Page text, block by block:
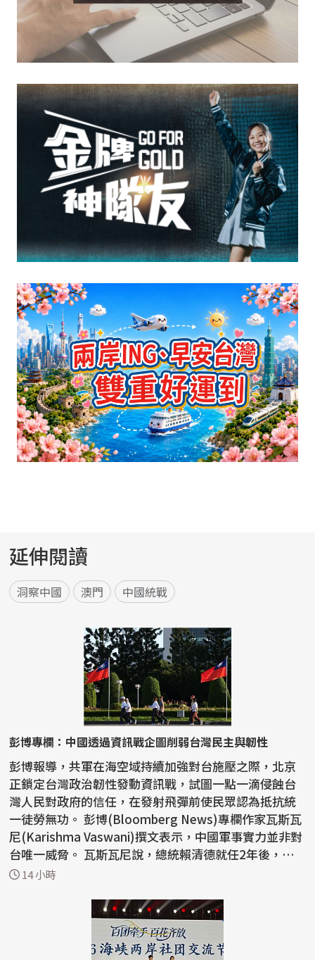
延伸閱讀
洞察中國 澳門 中國統戰
彭博專欄：中國透過資訊戰企圖削弱台灣民主與韌性
彭博報導，共軍在海空域持續加強對台施壓之際，北京
正鎖定台灣政治韌性發動資訊戰，試圖一點一滴侵蝕台
灣人民對政府的信任，在發射飛彈前使民眾認為抵抗統
一徒勞無功。 彭博(Bloomberg News)專欄作家瓦斯瓦
尼(Karishma Vaswani)撰文表示，中國軍事實力並非對
台唯一威脅。 瓦斯瓦尼說，總統賴清德就任2年後，台
灣...14 小時